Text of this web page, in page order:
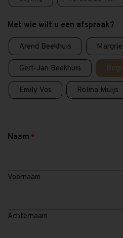
Naam *
Voornaam
Achternaam
Met wie wilt u een afspraak?
Arend Beekhuis
Gert-Jan Beekhuis
Emily Vos Rolina Muijs